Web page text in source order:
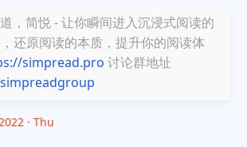
，简悦 - 让你瞬间进入沉浸式阅读的
还原阅读的本质，提升你的阅读体
simpread.pro 讨论群地址
· Thu